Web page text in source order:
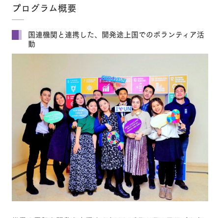
プログラム概要
国連機関と連携した、開発途上国でのボランティア活
動